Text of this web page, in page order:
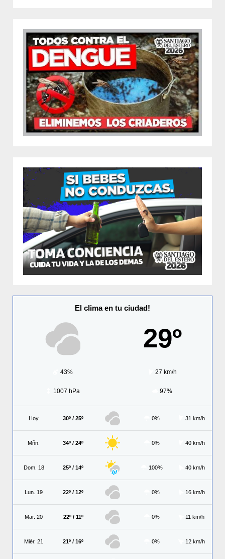
El clima en tu ciudad!
29º
43% 27 km/h
1007 hPa 97%
Hoy 30º / 25º 0% 31 km/h
Mñn. 34º / 24º 0% 40 km/h
Dom. 18 25º / 14º 100% 40 km/h
Lun. 19 22º / 12º 0% 16 km/h
Mar. 20 22º / 11º 0% 11 km/h
Miér. 21 21º / 16º 0% 12 km/h